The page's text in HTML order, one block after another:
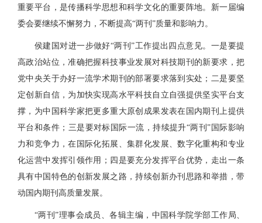
重要平台，是传播科学思想和科学文化的重要阵地。新一届编
委会要继续不懈努力，不断提高“两刊”质量和影响力。
侯建国对进一步做好“两刊”工作提出四点意见。一是要提
高政治站位，准确把握科技事业发展对科技期刊的新要求，把
党中央关于办好一流学术期刊的部署要求落到实处；二是要坚
定创新自信，为加快实现高水平科技自立自强提供坚实平台支
撑，为中国科学家把更多重大原创成果发表在国内期刊上提供
平台和条件；三是要对标国际一流，持续提升“两刊”国际影响
力和竞争力，在国际化拓展、集群化发展、数字化重构和专业
化运营中发挥引领作用；四是要充分发挥平台优势，走出一条
具有中国特色的创新发展之路，持续创新办刊思路和举措，带
动国内期刊高质量发展。
“两刊”理事会成员、各辑主编，中国科学院学部工作局、